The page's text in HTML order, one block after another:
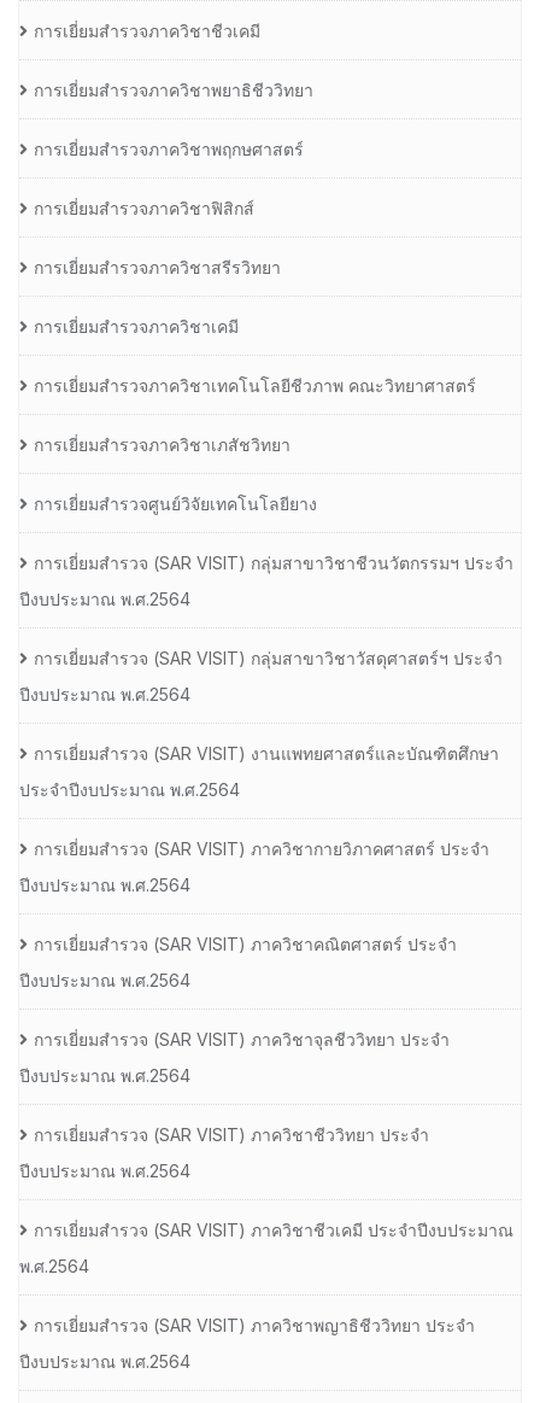
การเยี่ยมสำรวจภาควิชาชีวเคมี
การเยี่ยมสำรวจภาควิชาพยาธิชีววิทยา
การเยี่ยมสำรวจภาควิชาพฤกษศาสตร์
การเยี่ยมสำรวจภาควิชาฟิสิกส์
การเยี่ยมสำรวจภาควิชาสรีรวิทยา
การเยี่ยมสำรวจภาควิชาเคมี
การเยี่ยมสำรวจภาควิชาเทคโนโลยีชีวภาพ คณะวิทยาศาสตร์
การเยี่ยมสำรวจภาควิชาเภสัชวิทยา
การเยี่ยมสำรวจศูนย์วิจัยเทคโนโลยียาง
การเยี่ยมสํารวจ (SAR VISIT) กลุ่มสาขาวิชาชีวนวัตกรรมฯ ประจํา
ปีงบประมาณ พ.ศ.2564
การเยี่ยมสํารวจ (SAR VISIT) กลุ่มสาขาวิชาวัสดุศาสตร์ฯ ประจํา
ปีงบประมาณ พ.ศ.2564
การเยี่ยมสํารวจ (SAR VISIT) งานแพทยศาสตร์และบัณฑิตศึกษา
ประจําปีงบประมาณ พ.ศ.2564
การเยี่ยมสํารวจ (SAR VISIT) ภาควิชากายวิภาคศาสตร์ ประจํา
ปีงบประมาณ พ.ศ.2564
การเยี่ยมสํารวจ (SAR VISIT) ภาควิชาคณิตศาสตร์ ประจํา
ปีงบประมาณ พ.ศ.2564
การเยี่ยมสํารวจ (SAR VISIT) ภาควิชาจุลชีววิทยา ประจํา
ปีงบประมาณ พ.ศ.2564
การเยี่ยมสํารวจ (SAR VISIT) ภาควิชาชีววิทยา ประจํา
ปีงบประมาณ พ.ศ.2564
การเยี่ยมสํารวจ (SAR VISIT) ภาควิชาชีวเคมี ประจําปีงบประมาณ
พ.ศ.2564
การเยี่ยมสํารวจ (SAR VISIT) ภาควิชาพญาธิชีววิทยา ประจํา
ปีงบประมาณ พ.ศ.2564